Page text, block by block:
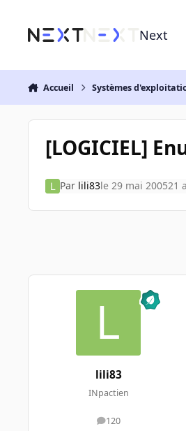
Next
Accueil Systèmes
[LOGICIEL]
Par lili83le 29 mai 200521 a
lili83
INpactien
120
messages